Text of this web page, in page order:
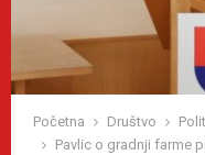
Početna Društvo
Pavlic o gradnji farme